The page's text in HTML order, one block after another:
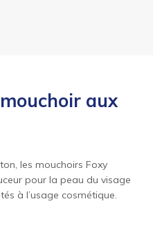
aux
les mouchoirs Foxy
pour la peau du visage
à l’usage cosmétique.